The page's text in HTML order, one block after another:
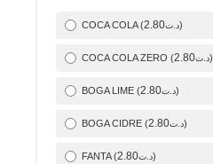
COCA COLA ( د.ت 2.80 )
COCA COLA ZERO ( د.ت 2.80 )
BOGA LIME ( د.ت 2.80 )
BOGA CIDRE ( د.ت 2.80 )
FANTA ( د.ت 2.80 )